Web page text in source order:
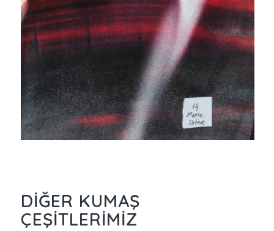
DIĞER KUMAŞ
ÇEŞITLERIMIZ